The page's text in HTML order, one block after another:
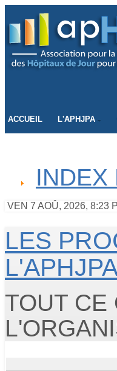
ACCUEIL L'APHJPA
INDEX
VEN 7 AOÛ, 2026, 8:23
LES
TOUT CE